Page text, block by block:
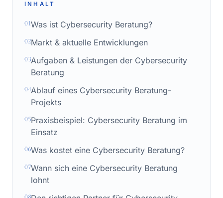
INHALT
01Was ist Cybersecurity Beratung?
02Markt & aktuelle Entwicklungen
03Aufgaben & Leistungen der Cybersecurity
Beratung
04Ablauf eines Cybersecurity Beratung-
Projekts
05Praxisbeispiel: Cybersecurity Beratung im
Einsatz
06Was kostet eine Cybersecurity Beratung?
07Wann sich eine Cybersecurity Beratung
lohnt